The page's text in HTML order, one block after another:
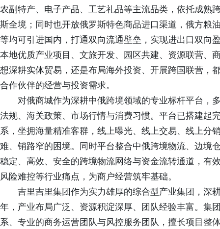
农副特产、电子产品、工艺礼品等主流品类，依托成熟
斯全境；同时也开放俄罗斯特色商品进口渠道，俄方粮
等均可引进国内，打通双向流通壁垒，实现进出口双向
本地优质产业项目、文旅开发、园区共建、资源联营、
想深耕实体贸易，还是布局海外投资、开展跨国联营，
合作伙伴的经营与投资需求。
对俄商城作为深耕中俄跨境领域的专业标杆平台，
法规、海关政策、市场行情与消费习惯。平台已搭建起
系，坐拥海量精准客群，线上曝光、线上交易、线上分
难、销路窄的困境。同时平台整合中俄跨境物流、边境
稳定、高效、安全的跨境物流网络与资金流转通道，有
风险难控等行业痛点，为商户经营筑牢基础。
吉里吉里集团作为实力雄厚的综合型产业集团，深
年，产业布局广泛、资源积淀深厚、团队经验丰富。集
系、专业的商务运营团队与风控服务团队，擅长项目整